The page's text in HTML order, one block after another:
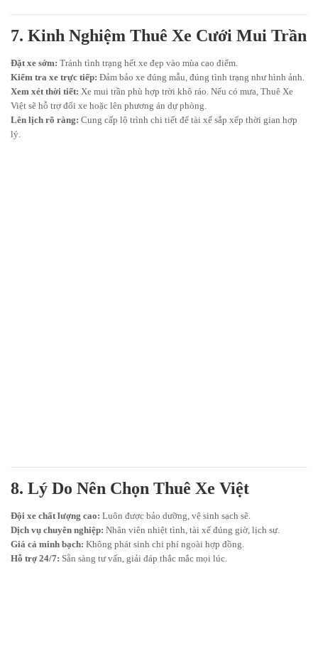
7. Kinh Nghiệm Thuê Xe Cưới Mui Trần
Đặt xe sớm: Tránh tình trạng hết xe đẹp vào mùa cao điểm.
Kiểm tra xe trực tiếp: Đảm bảo xe đúng mẫu, đúng tình trạng như hình ảnh.
Xem xét thời tiết: Xe mui trần phù hợp trời khô ráo. Nếu có mưa, Thuê Xe
Việt sẽ hỗ trợ đổi xe hoặc lên phương án dự phòng.
Lên lịch rõ ràng: Cung cấp lộ trình chi tiết để tài xế sắp xếp thời gian hợp
lý.
8. Lý Do Nên Chọn Thuê Xe Việt
Đội xe chất lượng cao: Luôn được bảo dưỡng, vệ sinh sạch sẽ.
Dịch vụ chuyên nghiệp: Nhân viên nhiệt tình, tài xế đúng giờ, lịch sự.
Giá cả minh bạch: Không phát sinh chi phí ngoài hợp đồng.
Hỗ trợ 24/7: Sẵn sàng tư vấn, giải đáp thắc mắc mọi lúc.